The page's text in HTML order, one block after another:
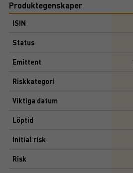
Produktegenskaper
ISIN
Status
Emittent
Riskkategori
Viktiga datum
Löptid
Initial risk
Risk